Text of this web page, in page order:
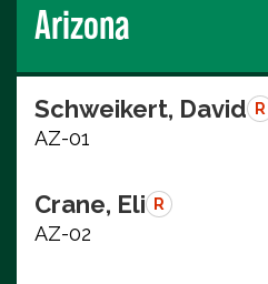
Arizona
Schweikert, David R
AZ-01
Crane, Eli R
AZ-02